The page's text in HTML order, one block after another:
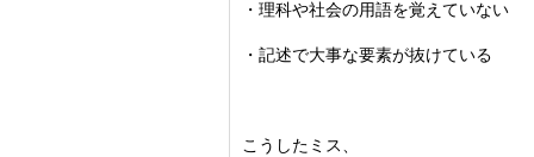
・理科や社会の用語を覚えていない
・記述で大事な要素が抜けている
こうしたミス、